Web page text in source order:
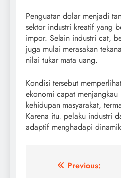
Penguatan dolar menjadi
sektor industri kreatif yang
impor. Selain industri cat,
juga mulai merasakan
nilai tukar mata uang.
Kondisi tersebut
ekonomi dapat menjangkau
kehidupan masyarakat,
Karena itu, pelaku industri
adaptif menghadapi
Post
Previous: